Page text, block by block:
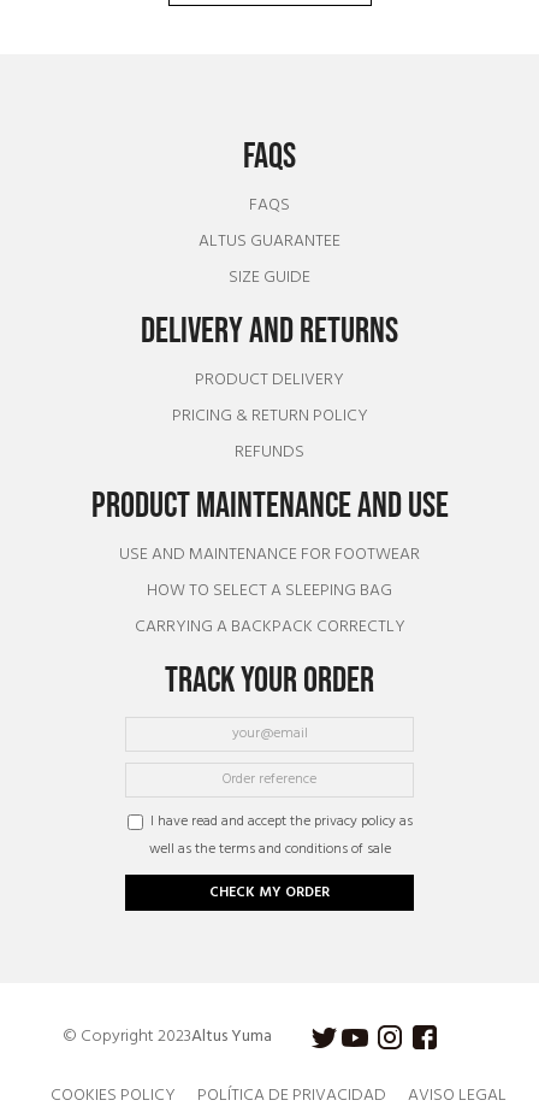
FAQS
FAQS
ALTUS GUARANTEE
SIZE GUIDE
DELIVERY AND RETURNS
PRODUCT DELIVERY
PRICING & RETURN POLICY
REFUNDS
PRODUCT MAINTENANCE AND USE
USE AND MAINTENANCE FOR FOOTWEAR
HOW TO SELECT A SLEEPING BAG
CARRYING A BACKPACK CORRECTLY
TRACK YOUR ORDER
I have read and accept the privacy policy as
well as the terms and conditions of sale
CHECK MY ORDER
© Copyright 2023Altus Yuma
COOKIES POLICY POLÍTICA DE PRIVACIDAD AVISO LEGAL